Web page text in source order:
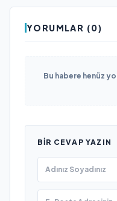
YORUMLAR (0)
Bu habere henüz
BIR CEVAP YAZIN